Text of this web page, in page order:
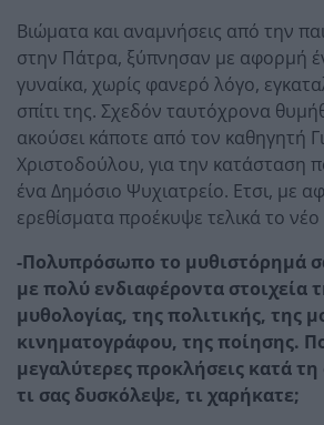
Βιώματα και αναμνήσεις από την
στην Πάτρα, ξύπνησαν με αφορμή
γυναίκα, χωρίς φανερό λόγο,
σπίτι της. Σχεδόν ταυτόχρονα
ακούσει κάποτε από τον καθηγητή
Χριστοδούλου, για την κατάσταση
ένα Δημόσιο Ψυχιατρείο. Ετσι, με
ερεθίσματα προέκυψε τελικά το
-Πολυπρόσωπο το μυθιστόρημά
με πολύ ενδιαφέροντα στοιχεία
μυθολογίας, της πολιτικής, της
κινηματογράφου, της ποίησης.
μεγαλύτερες προκλήσεις κατά
τι σας δυσκόλεψε, τι χαρήκατε;